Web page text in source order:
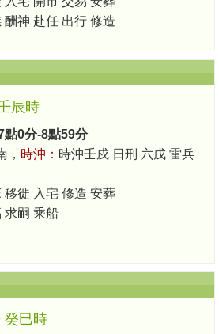
酬神 赴任 出行 修造
辰時
點0分-8點59分
， 時沖： 時沖壬戍 日刑 六戊 雷兵
移徙 入宅 修造 安葬
求嗣 乘船
癸巳時